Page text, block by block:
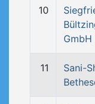
10
GmbH
11
Sani-